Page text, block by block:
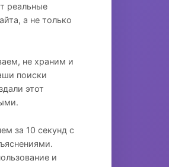
реальные
а не только
не храним и
поиски
этот
за 10 секунд с
и